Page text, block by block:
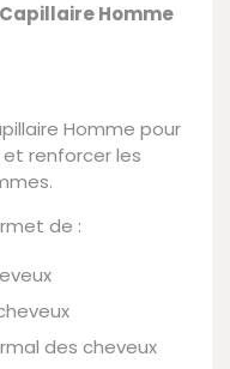
Capillaire Homme
Homme pour
renforcer les
de :
des cheveux